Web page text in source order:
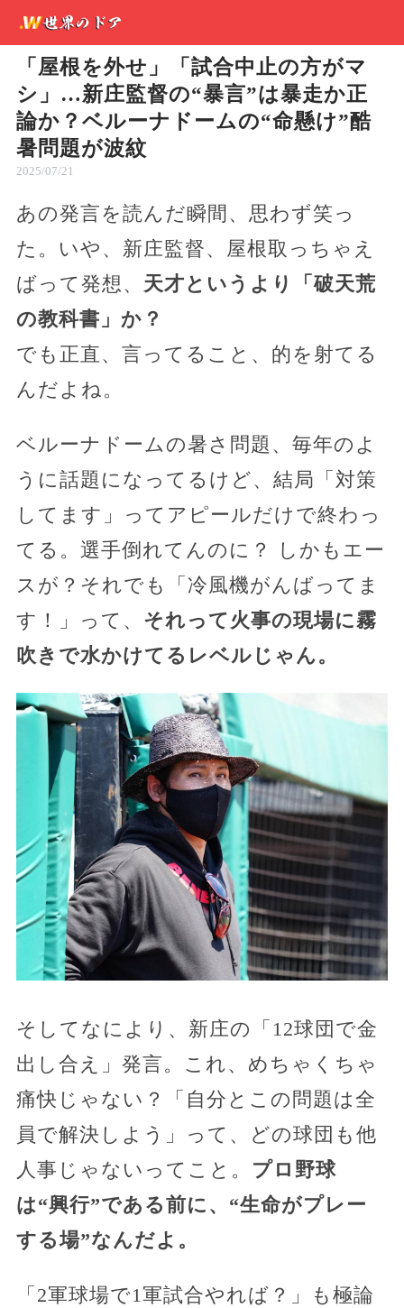
「屋根を外せ」「試合中止の方がマ
シ」…新庄監督の“暴言”は暴走か正
論か？ベルーナドームの“命懸け”酷
暑問題が波紋
2025/07/21
あの発言を読んだ瞬間、思わず笑っ
た。いや、新庄監督、屋根取っちゃえ
ばって発想、 天才というより「破天荒
の教科書」か？
でも正直、言ってること、的を射てる
んだよね。
ベルーナドームの暑さ問題、毎年のよ
うに話題になってるけど、結局「対策
してます」ってアピールだけで終わっ
てる。選手倒れてんのに？ しかもエー
スが？それでも「冷風機がんばってま
す！」って、 それって火事の現場に霧
吹きで水かけてるレベルじゃん。
そしてなにより、新庄の「12球団で金
出し合え」発言。これ、めちゃくちゃ
痛快じゃない？「自分とこの問題は全
員で解決しよう」って、どの球団も他
人事じゃないってこと。 プロ野球
は“興行”である前に、“生命がプレー
する場”なんだよ。
「2軍球場で1軍試合やれば？」も極論